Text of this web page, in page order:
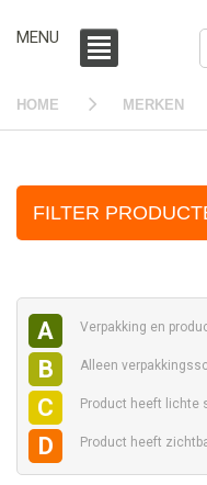
MENU
HOME MERKEN
FILTER
A Verpakking en
B Alleen
C Product heeft lichte
D Product heeft